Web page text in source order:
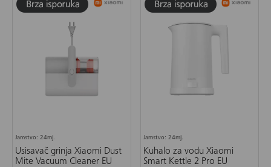
Jamstvo: 24mj.
Usisavač grinja Xiaomi Dust
Mite Vacuum Cleaner EU
Jamstvo: 24mj.
Kuhalo za vodu Xiaomi
Smart Kettle 2 Pro EU